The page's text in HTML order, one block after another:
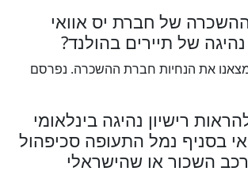
של חברת יס אוואי
נהיגה של תיירים בהולנד?
את הנחיות חברת ההשכרה. נפרסם
רישיון נהיגה בינלאומי
בסניף נמל התעופה סכיפהול
השכור או שהישראלי